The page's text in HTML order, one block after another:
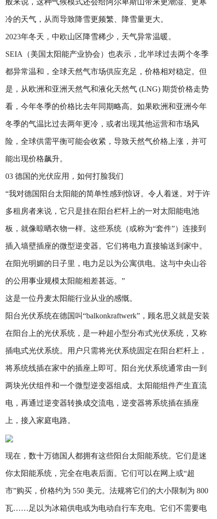
冷的天气，从而导致降雪更频繁、降雪量更大。
2023年冬天，中欧山区降雪稀少，天气异常温暖。
SEIA（美国太阳能产业协会）也表示，北半球过去两个冬季
都异常温和，全球天然气市场供应充足，价格相对稳定。但
是，从欧洲和亚洲天然气和液化天然气 (LNG) 期货价格走势
看，今年冬季的价格比去年同期略高。如果欧洲和亚洲今年
冬季的气温比过去两年更冷，或者出现其他运营和市场风
险，全球供需平衡可能会收紧，导致天然气价格上涨，并可
能出现价格飙升。
03 德国的光伏应用，如何打脸我们
“我对德国阳台太阳能的简单性感到惊讶。令人着迷。对于许
多租房者来说，它只是挂在阳台栏杆上的一对太阳能电池
板，就像晾晒衣物一样。这些系统（或称为“套件”）连接到
插入墙壁插座的微型逆变器。它们将电力直接输送到家中。
在阳光明媚的日子里，电力足以为公寓供电。这与中央山谷
的公用事业规模太阳能相差甚远。”
这是一位丹麦太阳能行业从业的感慨。
阳台光伏系统在德国叫“balkonkraftwerk”，顾名思义就是安装
在阳台上的光伏系统，是一种超小型分布式光伏系统，又称
插电式光伏系统。用户只需将光伏系统固定在阳台栏杆上，
将系统线插在家中的插座上即可。阳台光伏系统通常由一到
两块光伏组件和一个微型逆变器组成。太阳能组件产生直流
电，再通过逆变器转换成交流电，逆变器将系统插在插座
上，接入家庭电路。
现在，数十万德国人都拥有这些阳台太阳能系统。它们是迷
你太阳能系统，完全在电表后面。它们可以在网上或“超
市”购买，价格约为 550 美元。法规将它们的大小限制为 800
瓦……足以为冰箱供电或为电动自行车充电。它们不需要电